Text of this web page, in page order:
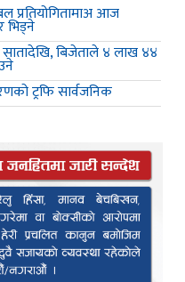
प्रतियोगितामाअ आज
भिड्ने
बिजेताले ४ लाख ४४
ट्रफि सार्वजनिक